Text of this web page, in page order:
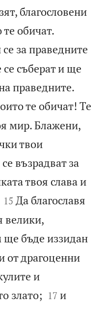
благословени
обичат.
за праведните
съберат и ще
праведните.
те обичат! Те
мир. Блажени,
твои
възрадват за
твоя слава и


15 Да благославя
велики,
бъде иззидан
от драгоценни
и
злато; 

17 и